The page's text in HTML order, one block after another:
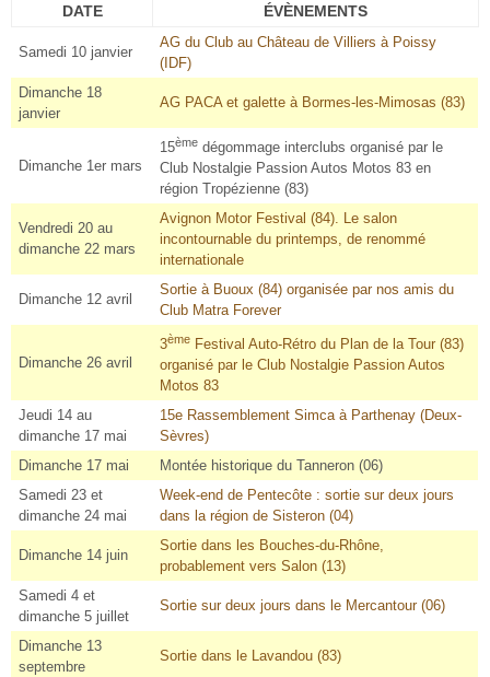
DATE ÉVÈNEMENTS
Samedi 10 janvier
AG du Club au Château de Villiers à Poissy
(IDF)
Dimanche 18
janvier
AG PACA et galette à Bormes-les-Mimosas (83)
Dimanche 1er mars
15èmedégommage interclubs organisé par le
Club Nostalgie Passion Autos Motos 83 en
région Tropézienne (83)
Vendredi 20 au
dimanche 22 mars
Avignon Motor Festival (84). Le salon
incontournable du printemps, de renommé
internationale
Dimanche 12 avril
Sortie à Buoux (84) organisée par nos amis du
Club Matra Forever
Dimanche 26 avril
3èmeFestival Auto-Rétro du Plan de la Tour (83)
organisé par le Club Nostalgie Passion Autos
Motos 83
Jeudi 14 au
dimanche 17 mai
15e Rassemblement Simca à Parthenay (Deux-
Sèvres)
Dimanche 17 mai
Montée historique du Tanneron (06)
Samedi 23 et
dimanche 24 mai
Week-end de Pentecôte : sortie sur deux jours
dans la région de Sisteron (04)
Dimanche 14 juin
Sortie dans les Bouches-du-Rhône,
probablement vers Salon (13)
Samedi 4 et
dimanche 5 juillet
Sortie sur deux jours dans le Mercantour (06)
Dimanche 13
septembre
Sortie dans le Lavandou (83)